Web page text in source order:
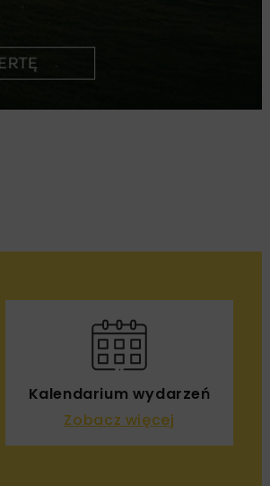
Kalendarium wydarzeń
Zobacz więcej